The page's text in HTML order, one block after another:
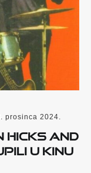
prosinca 2024.
Hicks and
u kinu